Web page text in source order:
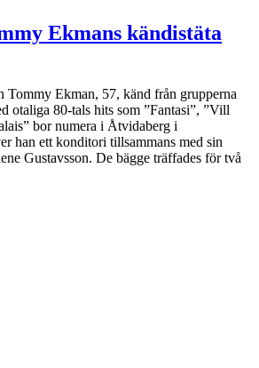
Ekmans kändistäta
Tommy Ekman, 57, känd från grupperna
otaliga 80-tals hits som ”Fantasi”, ”Vill
bor numera i Åtvidaberg i
han ett konditori tillsammans med sin
Gustavsson. De bägge träffades för två